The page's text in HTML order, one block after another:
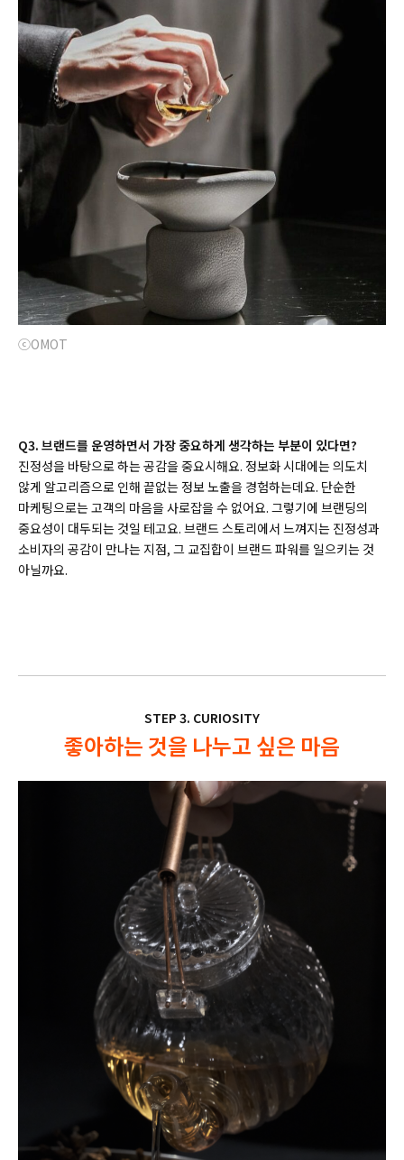
ⓒOMOT
Q3. 브랜드를 운영하면서 가장 중요하게 생각하는 부분이 있다면?
진정성을 바탕으로 하는 공감을 중요시해요. 정보화 시대에는 의도치
않게 알고리즘으로 인해 끝없는 정보 노출을 경험하는데요. 단순한
마케팅으로는 고객의 마음을 사로잡을 수 없어요. 그렇기에 브랜딩의
중요성이 대두되는 것일 테고요. 브랜드 스토리에서 느껴지는 진정성과
소비자의 공감이 만나는 지점, 그 교집합이 브랜드 파워를 일으키는 것
아닐까요.
STEP 3. CURIOSITY
좋아하는 것을 나누고 싶은 마음